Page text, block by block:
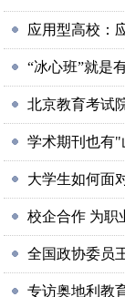
应用型高校：
“冰心班”就是
北京教育考试
学术期刊也有"
大学生如何面
校企合作 为职
全国政协委员
专访奥地利教